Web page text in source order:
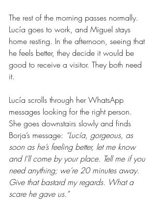
The rest of the morning passes normally.
Lucía goes to work, and Miguel stays
home resting. In the afternoon, seeing that
he feels better, they decide it would be
good to receive a visitor. They both need
it.
Lucía scrolls through her WhatsApp
messages looking for the right person.
She goes downstairs slowly and finds
Borja’s message: “Lucía, gorgeous, as
soon as he’s feeling better, let me know
and I’ll come by your place. Tell me if you
need anything; we’re 20 minutes away.
Give that bastard my regards. What a
scare he gave us.”